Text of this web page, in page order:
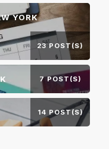
YORK
23 POST(S)
7 POST(S)
14 POST(S)